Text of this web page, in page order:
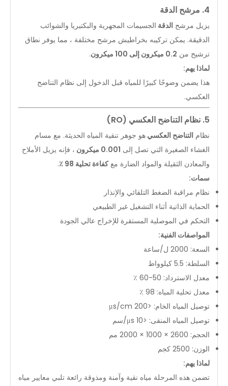
4. مرشح الدقة
يزيل مرشح الدقة الجسيمات المجهرية والبكتيريا والشوائب
الدقيقة. يمكن تركيبه بخراطيش مرشح مختلفة ، مما يوفر نطاق
ترشيح من 0.2 ميكرون إلى 100 ميكرون
.
لماذا يهم:
هذا يضمن وضوحًا كبيرًا للمياه قبل الدخول إلى نظام التناضح
العكسي.
5. نظام التناضح العكسي (RO)
نظام التناضح العكسي هو جوهر تنقية المياه الحديثة. مع مسام
الغشاء الصغيرة التي تصل إلى 0.001 ميكرون
، فإنه يزيل الأملاح
والمعادن الثقيلة والمواد الضارة معكفاءة تحلية 98 ٪
.
سمات:
نظام مراقبة الضغط التلقائي والإنذار
الحماية الذاتية أثناء التشغيل غير الطبيعي
التحكم في الموصلية المستقرة للإخراج عالي الجودة
المواصفات الفنية:
السعة: 2000 ل/ساعة
السلطة: 5.5 كيلوواط
معدل الاسترداد: 50-60 ٪
معدل تحلية المياه: 98 ٪
توصيل المياه الخام: <200 μs/cm
توصيل المياه المنقى: <10 μs/سم
الحجم: 2600 × 1000 × 2000 مم
الوزن: 2500 كجم
لماذا يهم:
تضمن هذه المرحلة مياه نقية وآمنة ومذوقة رائعة تلبي معايير مياه